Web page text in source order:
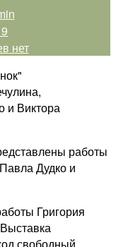
к
В
культурно-
информационном
верста»
продолжает
работу
выставка
ножей
нет
работы
Дудко и
Григория
свободный.